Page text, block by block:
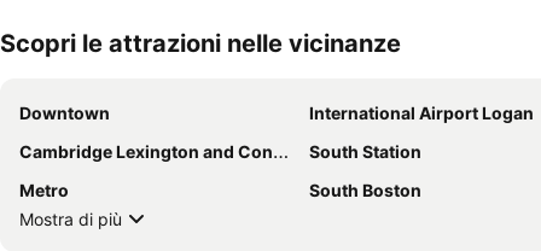
Scopri le attrazioni nelle vicinanze
Downtown International Airport Logan
Cambridge Lexington and Concord
South Station
Metro
South Boston
Mostra di più